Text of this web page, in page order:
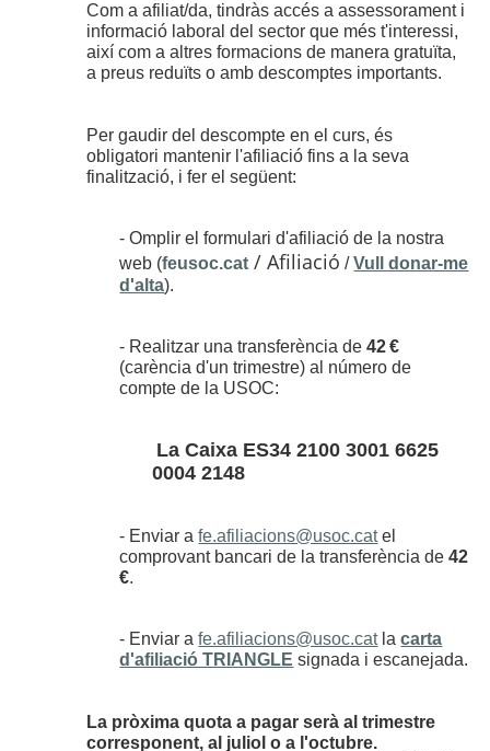
Com a afiliat/da, tindràs accés a assessorament i
informació laboral del sector que més t'interessi,
així com a altres formacions de manera gratuïta,
a preus reduïts o amb descomptes importants.
Per gaudir del descompte en el curs, és
obligatori mantenir l'afiliació fins a la seva
finalització, i fer el següent:
- Omplir el formulari d'afiliació de la nostra
web (feusoc.cat / Afiliació /Vull donar-me
d'alta).
- Realitzar una transferència de42 €
(carència d'un trimestre) al número de
compte de la USOC:
La Caixa ES34 2100 3001 6625
0004 2148
- Enviar afe.afiliacions@usoc.catel
comprovant bancari de la transferència de42
€.
- Enviar afe.afiliacions@usoc.catlacarta
d'afiliació TRIANGLE signada i escanejada.
La pròxima quota a pagar serà al trimestre
corresponent, al juliol o a l'octubre.